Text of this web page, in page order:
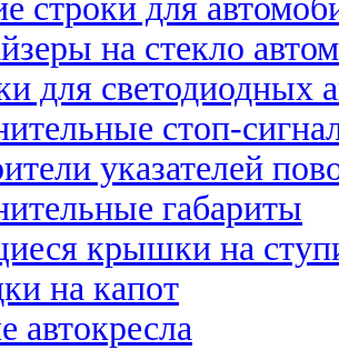
строки для
на стекло
для светодиодных
стоп-
указателей
габариты
крышки на
на капот
автокресла